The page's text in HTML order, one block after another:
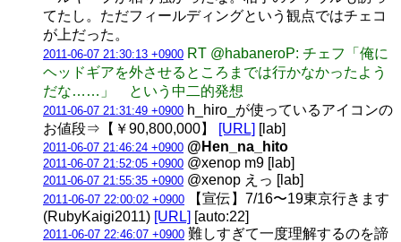
てたし。ただフィールディングという観点ではチェコ
が上だった。
2011-06-07 21:30:13 +0900 RT @habaneroP: チェフ「俺に
ヘッドギアを外させるところまでは行かなかったよう
だな……」 という中二的発想
2011-06-07 21:31:49 +0900 h_hiro_が使っているアイコンの
お値段⇒【￥90,800,000】
[URL] [lab]
2011-06-07 21:46:24 +0900 @Hen_na_hito
2011-06-07 21:52:05 +0900 @xenop m9 [lab]
2011-06-07 21:55:35 +0900 @xenop えっ [lab]
2011-06-07 22:00:02 +0900 【宣伝】7/16〜19東京行きます
(RubyKaigi2011) [URL] [auto:22]
2011-06-07 22:46:07 +0900 難しすぎて一度理解するのを諦